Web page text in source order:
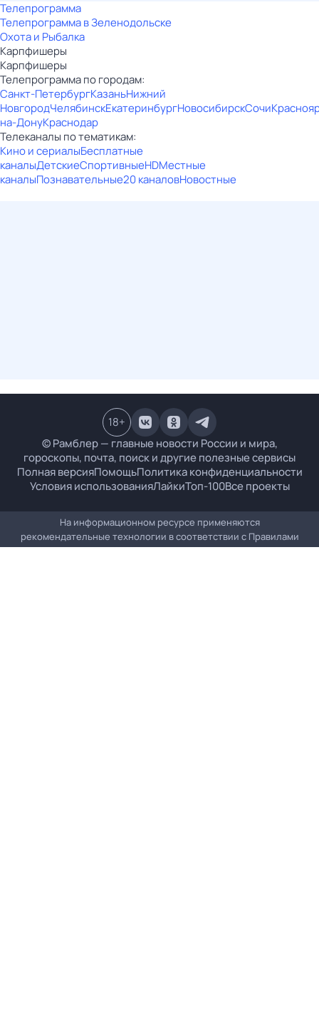
Телепрограмма
Телепрограмма в Зеленодольске
Охота и Рыбалка
Карпфишеры
Карпфишеры
Телепрограмма по городам:
Санкт-ПетербургКазаньНижний
НовгородЧелябинскЕкатеринбургНовосибирскСочи
на-ДонуКраснодар
Телеканалы по тематикам:
Кино и сериалыБесплатные
каналыДетскиеСпортивныеHDМестные
каналыПознавательные20 каналовНовостные
© Рамблер — главные новости России и мира,
гороскопы, почта, поиск и другие полезные сервисы
Полная версияПомощьПолитика конфиденциальности
Условия использованияЛайкиТоп-100Все проекты
18+
На информационном ресурсе применяются
рекомендательные технологии в соответствии с Правилами